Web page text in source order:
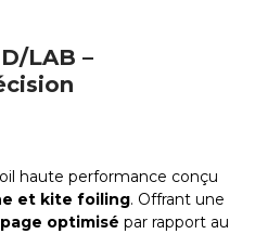
LAB –
haute performance conçu
et kite foiling. Offrant une
optimisé par rapport au